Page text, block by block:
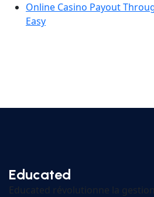
Online Casino Payout
Easy
Educated
Educated révolutionne la